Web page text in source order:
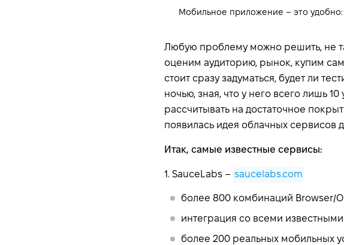
Мобильное приложение – это
Любую проблему можно решить, не
оценим аудиторию, рынок, купим
стоит сразу задуматься, будет ли
ночью, зная, что у него всего лишь
рассчитывать на достаточное
появилась идея облачных сервисов
Итак, самые известные сервисы:
1. SauceLabs – saucelabs.com
более 800 комбинаций Browser/
интеграция со всеми
более 200 реальных мобильных